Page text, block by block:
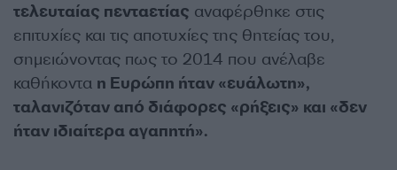
τελευταίας πενταετίας αναφέρθηκε στις
επιτυχίες και τις αποτυχίες της θητείας του,
σημειώνοντας πως το 2014 που ανέλαβε
καθήκοντα η Ευρώπη ήταν «ευάλωτη»,
ταλανιζόταν από διάφορες «ρήξεις» και «δεν
ήταν ιδιαίτερα αγαπητή».